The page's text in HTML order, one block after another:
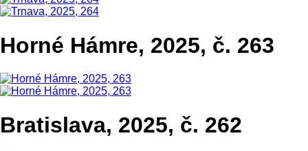
Horné Hámre, 2025, č. 263
Bratislava, 2025, č. 262